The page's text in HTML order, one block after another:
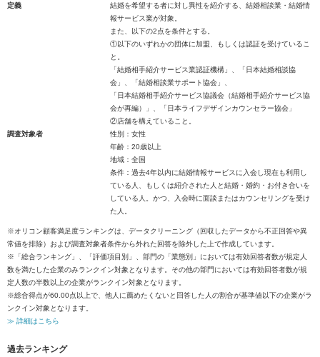
定義
結婚を希望する者に対し異性を紹介する、結婚相談業・結婚情
報サービス業が対象。
また、以下の2点を条件とする。
①以下のいずれかの団体に加盟、もしくは認証を受けているこ
と。
「結婚相手紹介サービス業認証機構」、「日本結婚相談協
会」、「結婚相談業サポート協会」、
「日本結婚相手紹介サービス協議会（結婚相手紹介サービス協
会が再編）」、「日本ライフデザインカウンセラー協会」
②店舗を構えていること。
調査対象者
性別：女性
年齢：20歳以上
地域：全国
条件：過去4年以内に結婚情報サービスに入会し現在も利用し
ている人、もしくは紹介された人と結婚・婚約・お付き合いを
している人。かつ、入会時に面談またはカウンセリングを受け
た人。
※オリコン顧客満足度ランキングは、データクリーニング（回収したデータから不正回答や異
常値を排除）および調査対象者条件から外れた回答を除外した上で作成しています。
※「総合ランキング」、「評価項目別」、部門の「業態別」においては有効回答者数が規定人
数を満たした企業のみランクイン対象となります。その他の部門においては有効回答者数が規
定人数の半数以上の企業がランクイン対象となります。
※総合得点が60.00点以上で、他人に薦めたくないと回答した人の割合が基準値以下の企業がラ
ンクイン対象となります。
≫ 詳細はこちら
過去ランキング